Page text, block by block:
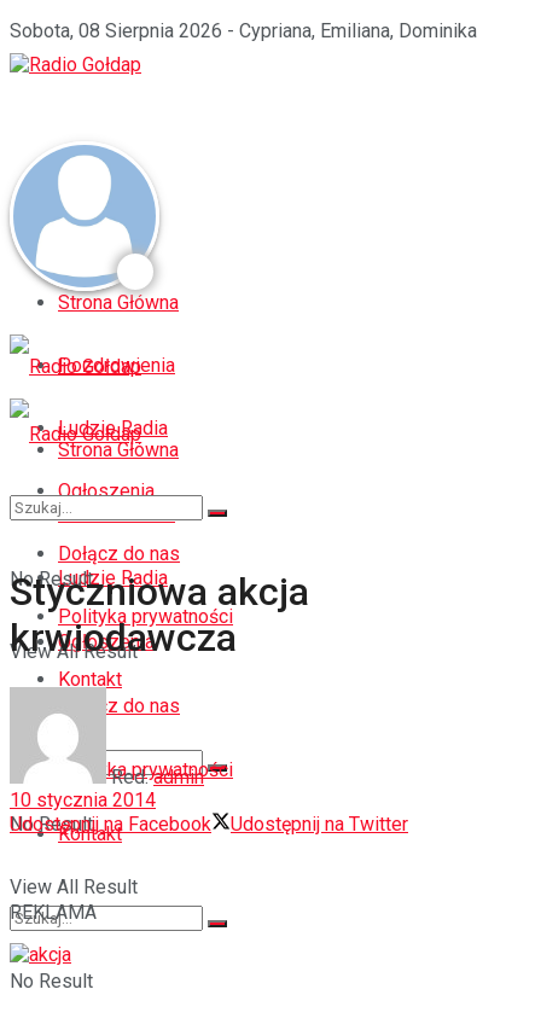
Sobota, 08 Sierpnia 2026 - Cypriana, Emiliana, Dominika
Strona Główna
Pozdrowienia
Ludzie Radia
Ogłoszenia
Dołącz do nas
Polityka prywatności
Kontakt
No Result
View All Result
Strona Główna
Pozdrowienia
Ludzie Radia
Ogłoszenia
Dołącz do nas
Polityka prywatności
Kontakt
No Result
No Result
View All Result
Styczniowa akcja
krwiodawcza
Red. admin
10 stycznia 2014
Udostępnij na Facebook
Udostępnij na Twitter
REKLAMA